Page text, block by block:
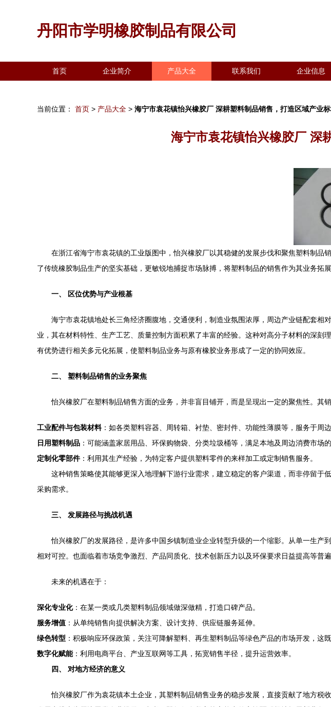
丹阳市学明橡胶制品有限公司
首页 企业简介 产品大全 联系我们 企业信息
当前位置： 首页 > 产品大全 > 海宁市袁花镇怡兴橡胶厂 深耕塑料制品销售，打造区域产业
海宁市袁花镇怡兴橡胶厂 深
在浙江省海宁市袁花镇的工业版图中，怡兴橡胶厂以其稳健的发展步伐和聚焦塑料制
了传统橡胶制品生产的坚实基础，更敏锐地捕捉市场脉搏，将塑料制品的销售作为其业务拓
一、 区位优势与产业根基
海宁市袁花镇地处长三角经济圈腹地，交通便利，制造业氛围浓厚，周边产业链配套
业，其在材料特性、生产工艺、质量控制方面积累了丰富的经验。这种对高分子材料的深
有优势进行相关多元化拓展，使塑料制品业务与原有橡胶业务形成了一定的协同效应。
二、 塑料制品销售的业务聚焦
怡兴橡胶厂在塑料制品销售方面的业务，并非盲目铺开，而是呈现出一定的聚焦性。其
工业配件与包装材料：如各类塑料容器、周转箱、衬垫、密封件、功能性薄膜等，服务于周
日用塑料制品 ：可能涵盖家居用品、环保购物袋、分类垃圾桶等，满足本地及周边消费市场的
定制化零部件：利用其生产经验，为特定客户提供塑料零件的来样加工或定制销售服务。
这种销售策略使其能够更深入地理解下游行业需求，建立稳定的客户渠道，而非停留
采购需求。
三、 发展路径与挑战机遇
怡兴橡胶厂的发展路径，是许多中国乡镇制造业企业转型升级的一个缩影。从单一生
相对可控。也面临着市场竞争激烈、产品同质化、技术创新压力以及环保要求日益提高等普遍
未来的机遇在于：
深化专业化：在某一类或几类塑料制品领域做深做精，打造口碑产品。
服务增值 ：从单纯销售向提供解决方案、设计支持、供应链服务延伸。
绿色转型 ：积极响应环保政策，关注可降解塑料、再生塑料制品等绿色产品的市场开发，这
数字化赋能：利用电商平台、产业互联网等工具，拓宽销售半径，提升运营效率。
四、 对地方经济的意义
怡兴橡胶厂作为袁花镇本土企业，其塑料制品销售业务的稳步发展，直接贡献了地方